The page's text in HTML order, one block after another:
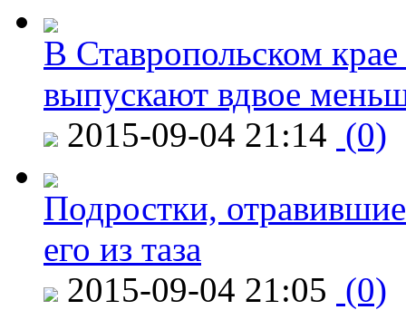
В Ставропольском
выпускают вдвое
2015-09-04 21:14 (0)
Подростки,
его из таза
2015-09-04 21:05 (0)